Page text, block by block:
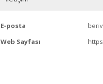
E-posta
Web Sayfası